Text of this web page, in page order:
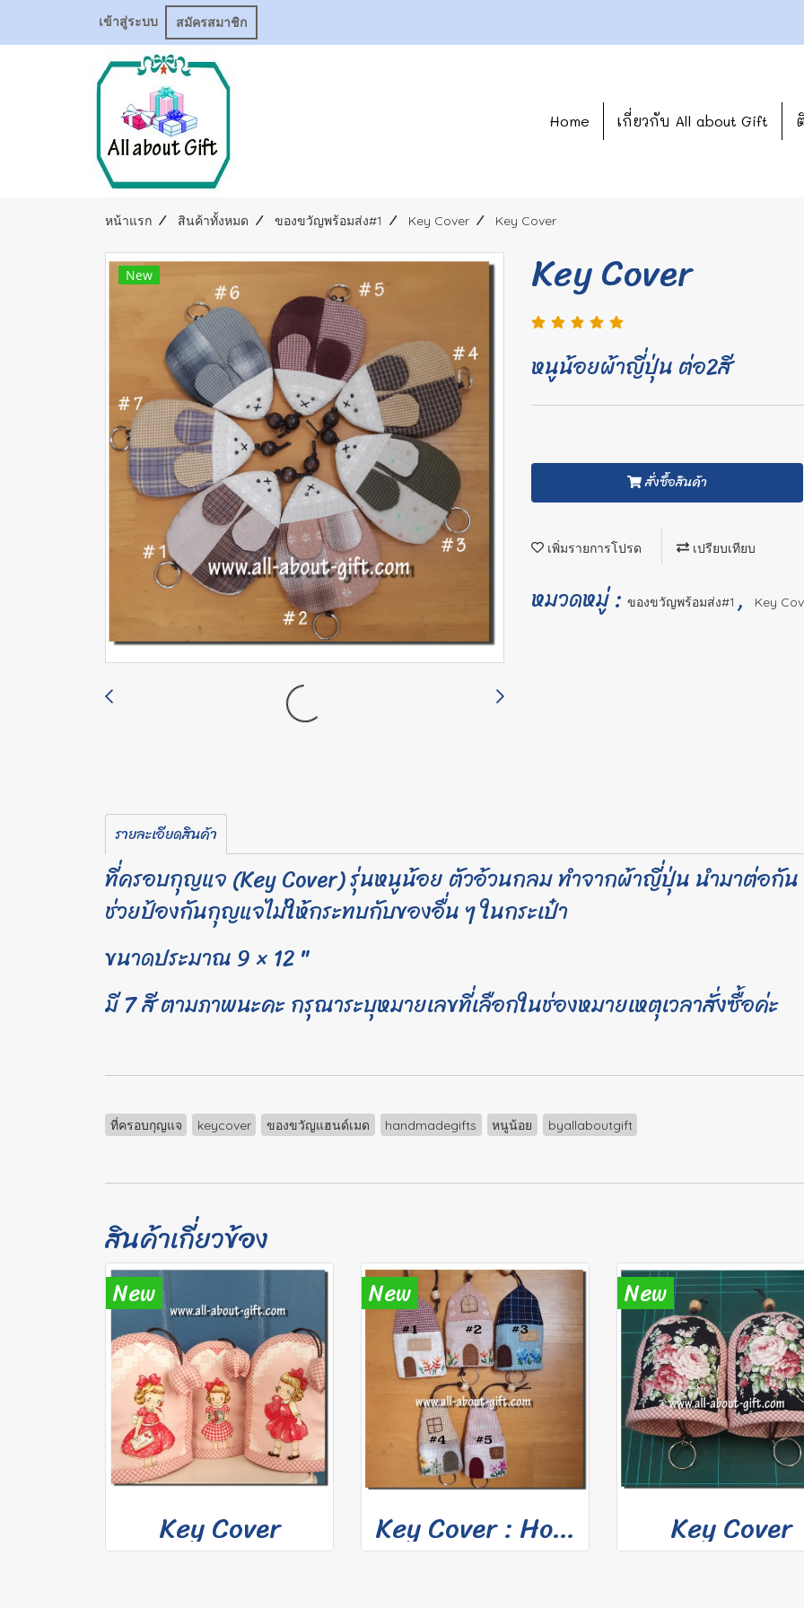
เข้าสู่ระบบ สมัครสมาชิก
Home เกี่ยวกับ All about Gift
หน้าแรก สินค้าทั้งหมด ของขวัญพร้อมส่ง#1 Key Cover Key Cover
New Key Cover
หนูน้อยผ้าญี่ปุ่น ต่อ2สี
สั่งซื้อสินค้า
เพิ่มรายการโปรด เปรียบเทียบ
หมวดหมู่ : ของขวัญพร้อมส่ง#1 , Key
รายละเอียดสินค้า
ที่ครอบกุญแจ (Key Cover) รุ่นหนูน้อย ตัวอ้วนกลม ทำจากผ้าญี่ปุ่น นำมาต่อกัน
ช่วยป้องกันกุญแจไม่ให้กระทบกับของอื่น ๆ ในกระเป๋า
ขนาดประมาณ 9 × 12 "
มี 7 สี ตามภาพนะคะ กรุณาระบุหมายเลขที่เลือกในช่องหมายเหตุเวลาสั่งซื้อค่ะ
ที่ครอบกุญแจ keycover ของขวัญแฮนด์เมด handmadegifts หนูน้อย byallaboutgift
สินค้าเกี่ยวข้อง
New
Key Cover
New
Key Cover : Home โครงการ 2
New
Key Cover